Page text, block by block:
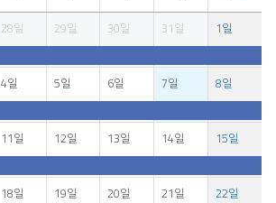
28일 29일 30일 31일 1일
4일 5일 6일 7일 8일
11일 12일 13일 14일 15일
18일 19일 20일 21일 22일